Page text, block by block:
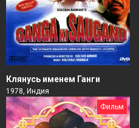
Клянусь именем Ганги
1978, Индия
Фильм